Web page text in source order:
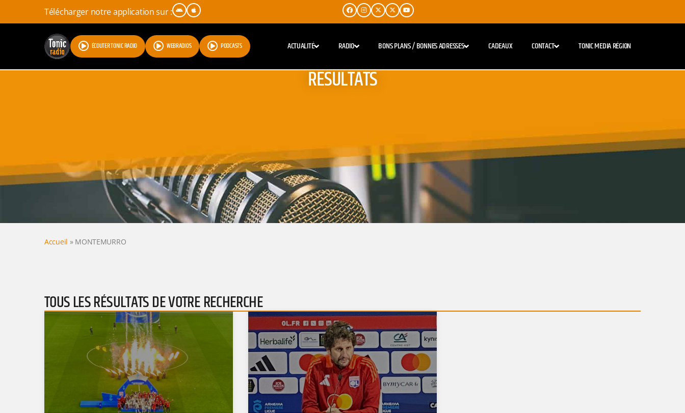
Télécharger notre application sur :
ÉCOUTER TONIC RADIO WEBRADIOS PODCASTS ACTUALITÉ RADIO BONS PLANS / BONNES ADRESSES CADEAUX CONTACT TONIC MEDIA RÉGION
RESULTATS
Accueil » MONTEMURRO
TOUS LES RÉSULTATS DE VOTRE RECHERCHE